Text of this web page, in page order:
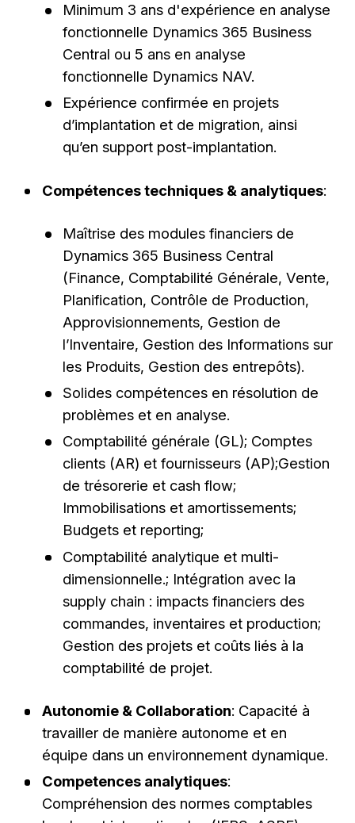
Minimum 3 ans d'expérience en analyse
fonctionnelle Dynamics 365 Business
Central ou 5 ans en analyse
fonctionnelle Dynamics NAV.
Expérience confirmée en projets
d’implantation et de migration, ainsi
qu’en support post-implantation.
Compétences techniques & analytiques:
Maîtrise des modules financiers de
Dynamics 365 Business Central
(Finance, Comptabilité Générale, Vente,
Planification, Contrôle de Production,
Approvisionnements, Gestion de
l’Inventaire, Gestion des Informations sur
les Produits, Gestion des entrepôts).
Solides compétences en résolution de
problèmes et en analyse.
Comptabilité générale (GL); Comptes
clients (AR) et fournisseurs (AP);Gestion
de trésorerie et cash flow;
Immobilisations et amortissements;
Budgets et reporting;
Comptabilité analytique et multi-
dimensionnelle.; Intégration avec la
supply chain : impacts financiers des
commandes, inventaires et production;
Gestion des projets et coûts liés à la
comptabilité de projet.
Autonomie & Collaboration: Capacité à
travailler de manière autonome et en
équipe dans un environnement dynamique.
Competences analytiques:
Compréhension des normes comptables